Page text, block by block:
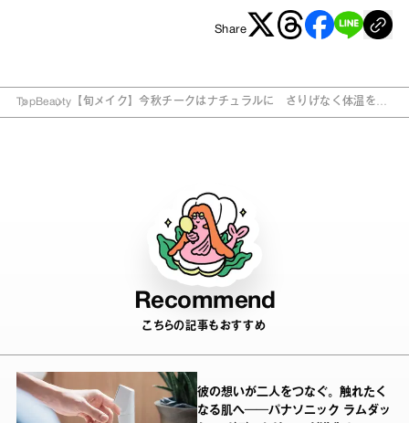
Share
TopBeauty 【旬メイク】今秋チークはナチュラルに さりげなく体温を演
Recommend
こちらの記事もおすすめ
彼の想いが二人をつなぐ。触れたく
なる肌へ──パナソニック ラムダッ